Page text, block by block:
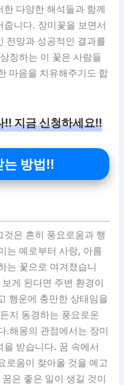
다양한 해석들과 함께
니다. 장미꽃을 보면서
전망과 성공적인 결과를
징하는 이 꽃은 사람들
마음을 치유해주기도 합
!! 지금 신청하세요!!
는 방법!!
은 흔히 풍요로움과 행
는 예로부터 사랑, 아름
는 꽃으로 여겨졌습니
게 된다면 주변 환경이
행운에 충만한 상태임을
지 동경하는 풍요로운
.해몽의 관점에서는 장미
받습니다. 꿈 속에서
로움이 찾아올 것을 예고
은 좋은 일이 생길 것이